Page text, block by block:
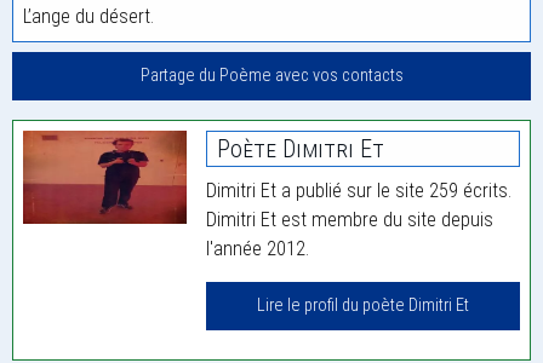
L’ange du désert.
Partage du Poème avec vos contacts
Poète Dimitri Et
Dimitri Et a publié sur le site 259 écrits.
Dimitri Et est membre du site depuis
l'année 2012.
Lire le profil du poète Dimitri Et